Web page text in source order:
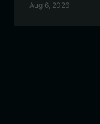
carteira para a
Aug 6, 2026